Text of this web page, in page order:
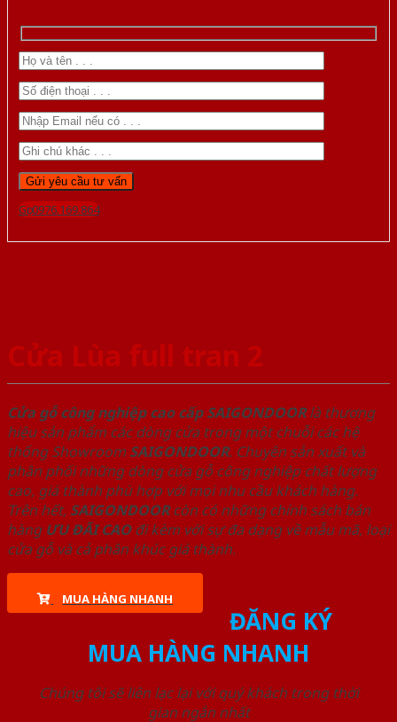
Gọi 0976.169.864
Cửa Lùa full tran 2
Cửa gỗ công nghiệp cao cấp SAIGONDOORlà thương
hiệu sản phẩm các dòng cửa trong một chuỗi các hệ
thống Showroom SAIGONDOOR. Chuyên sản xuất và
phân phối những dòng cửa gỗ công nghiệp chất lượng
cao, giá thành phù hợp với mọi nhu cầu khách hàng.
Trên hết, SAIGONDOORcòn có những chính sách bán
hàng ƯU ĐÃI CAOđi kèm với sự đa dạng về mẫu mã, loại
cửa gỗ và cả phân khúc giá thành.
MUA HÀNG NHANH
ĐĂNG KÝ
MUA HÀNG NHANH
Chúng tôi sẽ liên lạc lại với quý khách trong thời
gian ngắn nhất